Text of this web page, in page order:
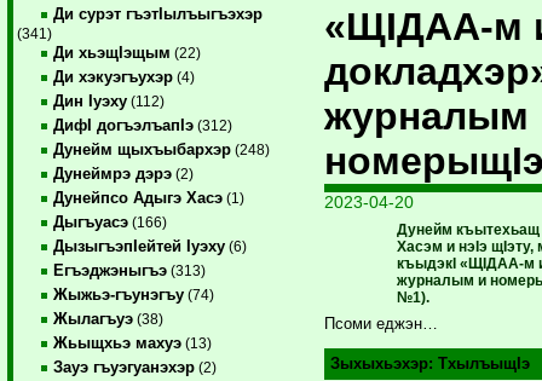
Ди сурэт гъэтIылъыгъэхэр
(341)
Ди хьэщIэщым (22)
Ди хэкуэгъухэр (4)
Дин Iуэху (112)
ДифI догъэлъапIэ (312)
Дунейм щыхъыбархэр (248)
Дунеймрэ дэрэ (2)
Дунейпсо Адыгэ Хасэ (1)
Дыгъуасэ (166)
ДызыгъэпIейтей Iуэху (6)
Егъэджэныгъэ (313)
Жыжьэ-гъунэгъу (74)
Жылагъуэ (38)
Жьыщхьэ махуэ (13)
Зауэ гъуэгуанэхэр (2)
«ЩIДАА-м
журналым
2023-04-20
Дунейм
Хасэм и нэIэ щIэту,
къыдэкI «ЩIДАА-м
журналым и
№1).
Псоми еджэн…
Зыхыхьэхэр:ТхылъыщIэ